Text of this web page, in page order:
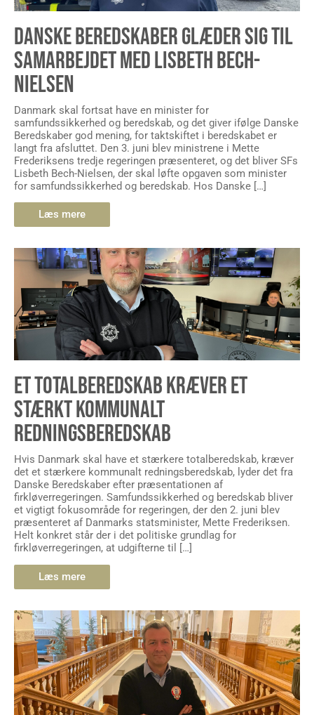
DANSKE BEREDSKABER GLÆDER SIG TIL
SAMARBEJDET MED LISBETH BECH-
NIELSEN
Danmark skal fortsat have en minister for
samfundssikkerhed og beredskab, og det giver ifølge Danske
Beredskaber god mening, for taktskiftet i beredskabet er
langt fra afsluttet. Den 3. juni blev ministrene i Mette
Frederiksens tredje regeringen præsenteret, og det bliver SFs
Lisbeth Bech-Nielsen, der skal løfte opgaven som minister
for samfundssikkerhed og beredskab. Hos Danske […]
Læs mere
ET TOTALBEREDSKAB KRÆVER ET
STÆRKT KOMMUNALT
REDNINGSBEREDSKAB
Hvis Danmark skal have et stærkere totalberedskab, kræver
det et stærkere kommunalt redningsberedskab, lyder det fra
Danske Beredskaber efter præsentationen af
firkløverregeringen. Samfundssikkerhed og beredskab bliver
et vigtigt fokusområde for regeringen, der den 2. juni blev
præsenteret af Danmarks statsminister, Mette Frederiksen.
Helt konkret står der i det politiske grundlag for
firkløverregeringen, at udgifterne til […]
Læs mere